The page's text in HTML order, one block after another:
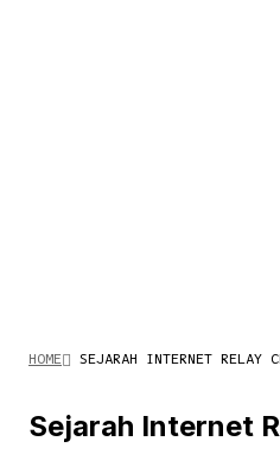
HOME SEJARAH INTERNET RELAY
Sejarah Internet